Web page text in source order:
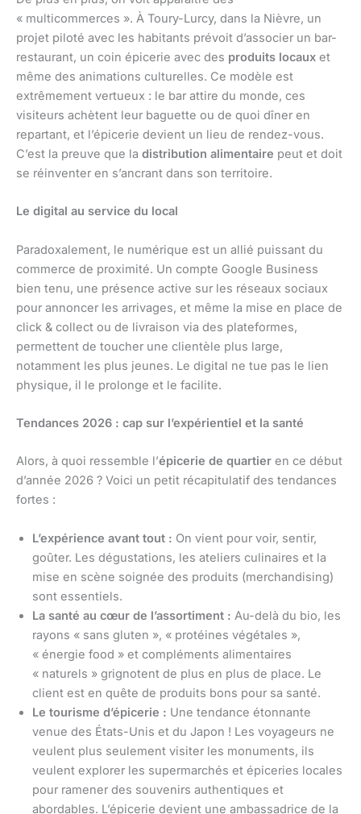
« multicommerces ». À Toury-Lurcy, dans la Nièvre, un
projet piloté avec les habitants prévoit d’associer un bar-
restaurant, un coin épicerie avec des produits locaux et
même des animations culturelles. Ce modèle est
extrêmement vertueux : le bar attire du monde, ces
visiteurs achètent leur baguette ou de quoi dîner en
repartant, et l’épicerie devient un lieu de rendez-vous.
C’est la preuve que la distribution alimentaire peut et doit
se réinventer en s’ancrant dans son territoire.
Le digital au service du local
Paradoxalement, le numérique est un allié puissant du
commerce de proximité. Un compte Google Business
bien tenu, une présence active sur les réseaux sociaux
pour annoncer les arrivages, et même la mise en place de
click & collect ou de livraison via des plateformes,
permettent de toucher une clientèle plus large,
notamment les plus jeunes. Le digital ne tue pas le lien
physique, il le prolonge et le facilite.
Tendances 2026 : cap sur l’expérientiel et la santé
Alors, à quoi ressemble l’épicerie de quartier en ce début
d’année 2026 ? Voici un petit récapitulatif des tendances
fortes :
L’expérience avant tout : On vient pour voir, sentir,
goûter. Les dégustations, les ateliers culinaires et la
mise en scène soignée des produits (merchandising)
sont essentiels.
La santé au cœur de l’assortiment : Au-delà du bio, les
rayons « sans gluten », « protéines végétales »,
« énergie food » et compléments alimentaires
« naturels » grignotent de plus en plus de place. Le
client est en quête de produits bons pour sa santé.
Le tourisme d’épicerie : Une tendance étonnante
venue des États-Unis et du Japon ! Les voyageurs ne
veulent plus seulement visiter les monuments, ils
veulent explorer les supermarchés et épiceries locales
pour ramener des souvenirs authentiques et
abordables. L’épicerie devient une ambassadrice de la